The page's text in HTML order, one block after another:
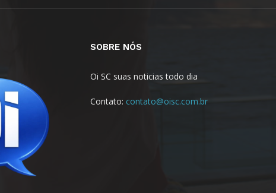
SOBRE NÓS
Oi SC suas noticias todo dia
Contato: contato@oisc.com.br